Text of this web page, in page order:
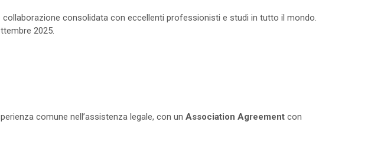
consolidata con eccellenti professionisti e studi in tutto il mondo.
2025.
comune nell’assistenza legale, con un Association Agreement con